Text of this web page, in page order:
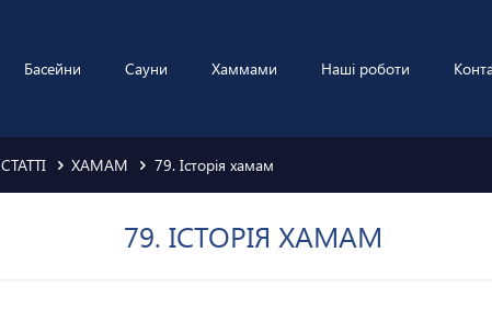
Басейни Сауни Хаммами Наші роботи
СТАТТІ ХАМАМ 79. Історія хамам
79. ІСТОРІЯ ХАМАМ